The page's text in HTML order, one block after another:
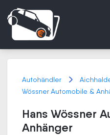
Autohändler
Wössner Automobile &
Hans Wössner
Anhänger